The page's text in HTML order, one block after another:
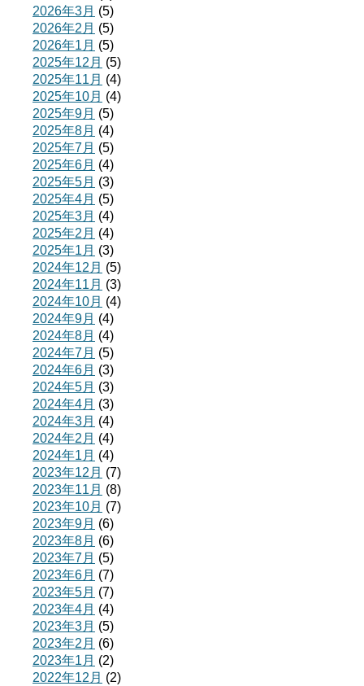
2026年3月 (5)
2026年2月 (5)
2026年1月 (5)
2025年12月 (5)
2025年11月 (4)
2025年10月 (4)
2025年9月 (5)
2025年8月 (4)
2025年7月 (5)
2025年6月 (4)
2025年5月 (3)
2025年4月 (5)
2025年3月 (4)
2025年2月 (4)
2025年1月 (3)
2024年12月 (5)
2024年11月 (3)
2024年10月 (4)
2024年9月 (4)
2024年8月 (4)
2024年7月 (5)
2024年6月 (3)
2024年5月 (3)
2024年4月 (3)
2024年3月 (4)
2024年2月 (4)
2024年1月 (4)
2023年12月 (7)
2023年11月 (8)
2023年10月 (7)
2023年9月 (6)
2023年8月 (6)
2023年7月 (5)
2023年6月 (7)
2023年5月 (7)
2023年4月 (4)
2023年3月 (5)
2023年2月 (6)
2023年1月 (2)
2022年12月 (2)